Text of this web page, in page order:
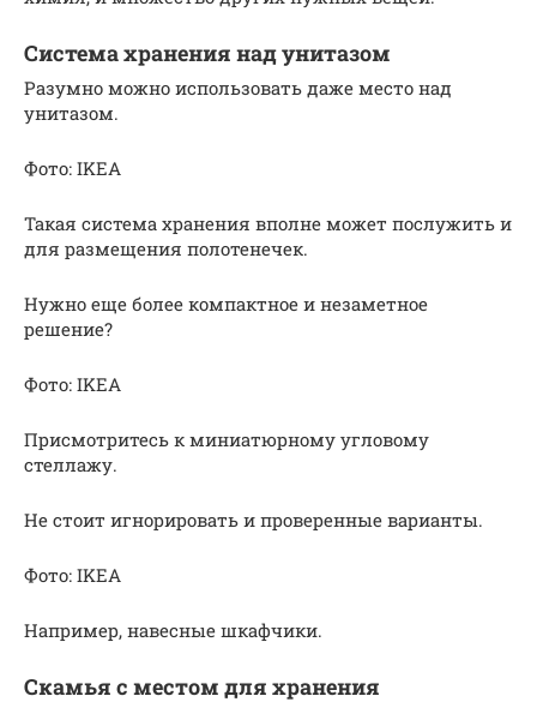
Система хранения над унитазом
Разумно можно использовать даже место над
унитазом.
Фото: IKEA
Такая система хранения вполне может послужить и
для размещения полотенечек.
Нужно еще более компактное и незаметное
решение?
Фото: IKEA
Присмотритесь к миниатюрному угловому
стеллажу.
Не стоит игнорировать и проверенные варианты.
Фото: IKEA
Например, навесные шкафчики.
Скамья с местом для хранения